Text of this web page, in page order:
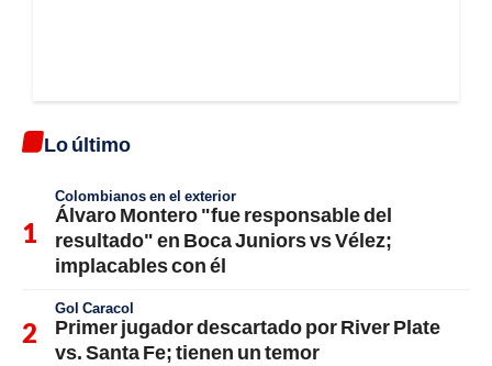
Lo último
Colombianos en el exterior
Álvaro Montero "fue responsable del
resultado" en Boca Juniors vs Vélez;
implacables con él
Gol Caracol
Primer jugador descartado por River Plate
vs. Santa Fe; tienen un temor